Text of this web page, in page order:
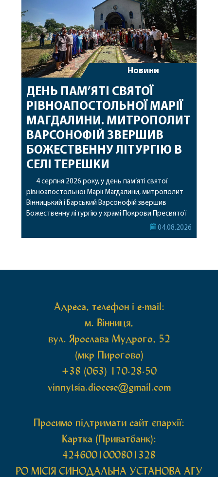
Новини
ДЕНЬ ПАМ’ЯТІ СВЯТОЇ
РІВНОАПОСТОЛЬНОЇ МАРІЇ
МАГДАЛИНИ. МИТРОПОЛИТ
ВАРСОНОФІЙ ЗВЕРШИВ
БОЖЕСТВЕННУ ЛІТУРГІЮ В
СЕЛІ ТЕРЕШКИ
4 серпня 2026 року, у день пам’яті святої
рівноапостольної Марії Магдалини, митрополит
Вінницький і Барський Варсонофій звершив
Божественну літургію у храмі Покрови Пресвятої
Богородиці села Терешки Барського благочиння.
04.08.2026
Адреса, телефон і e-mail:
м. Вінниця,
вул. Ярослава Мудрого, 52
(мкр Пирогово)
+38 (063) 170-28-50
vinnytsia.diocese@gmail.com
Просимо підтримати сайт єпархії:
Картка (Приватбанк):
4246001000801328
РО МIСIЯ СИНОДАЛЬНА УСТАНОВА АГУ